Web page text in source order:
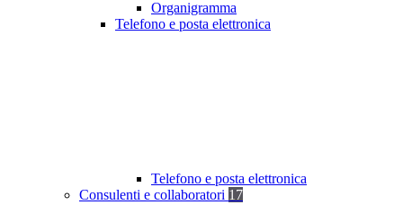
Organigramma
Telefono e posta elettronica
Telefono e posta elettronica
Consulenti e collaboratori 17